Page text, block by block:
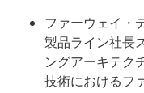
ファーウェイ・
製品ライン社長
ングアーキテク
技術におけるフ